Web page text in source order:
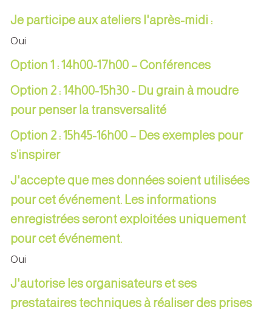
Je participe aux ateliers l'après-midi :
Oui
Option 1 : 14h00-17h00 – Conférences
Option 2 : 14h00-15h30 - Du grain à moudre
pour penser la transversalité
Option 2 : 15h45-16h00 – Des exemples pour
s’inspirer
J'accepte que mes données soient utilisées
pour cet événement. Les informations
enregistrées seront exploitées uniquement
pour cet événement.
Oui
J'autorise les organisateurs et ses
prestataires techniques à réaliser des prises